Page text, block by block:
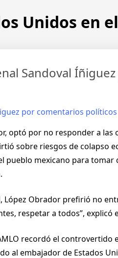
Unidos en
Sandoval
optó por no responder a
sobre riesgos de colapso
mexicano para tomar
Obrador prefirió no
respetar a todos”,
recordó el controvertido
al embajador de Estados